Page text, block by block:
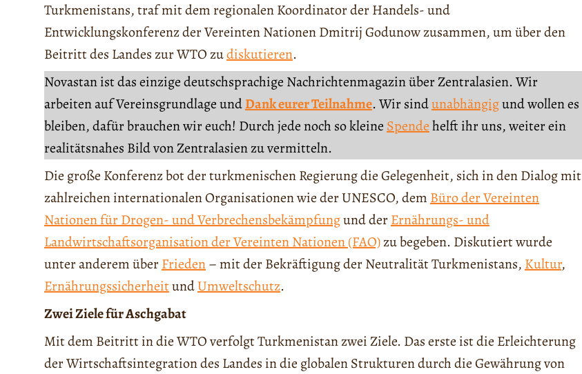
Turkmenistans, traf mit dem regionalen Koordinator der Handels- und
Entwicklungskonferenz der Vereinten Nationen Dmitrij Godunow zusammen, um über den
Beitritt des Landes zur WTO zudiskutieren.
Novastan ist das einzige deutschsprachige Nachrichtenmagazin über Zentralasien. Wir
arbeiten auf Vereinsgrundlage undDank eurer Teilnahme. Wir sindunabhängigund wollen es
bleiben, dafür brauchen wir euch! Durch jede noch so kleineSpendehelft ihr uns, weiter ein
realitätsnahes Bild von Zentralasien zu vermitteln.
Die große Konferenz bot der turkmenischen Regierung die Gelegenheit, sich in den Dialog mit
zahlreichen internationalen Organisationen wie der UNESCO, demBüro der Vereinten
Nationen für Drogen- und Verbrechensbekämpfungund derErnährungs- und
Landwirtschaftsorganisation der Vereinten Nationen (FAO)zu begeben. Diskutiert wurde
unter anderem überFrieden– mit der Bekräftigung der Neutralität Turkmenistans,Kultur,
ErnährungssicherheitundUmweltschutz.
Zwei Ziele für Aschgabat
Mit dem Beitritt in die WTO verfolgt Turkmenistan zwei Ziele. Das erste ist die Erleichterung
der Wirtschaftsintegration des Landes in die globalen Strukturen durch die Gewährung von